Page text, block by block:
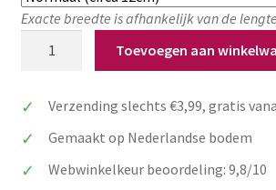
Exacte breedte is afhankelijk van de
met
cadeautjes
aantal
Toevoegen aan
Verzending slechts €3,99, gratis
Gemaakt op Nederlandse bodem
Webwinkelkeur beoordeling: 9,8/10